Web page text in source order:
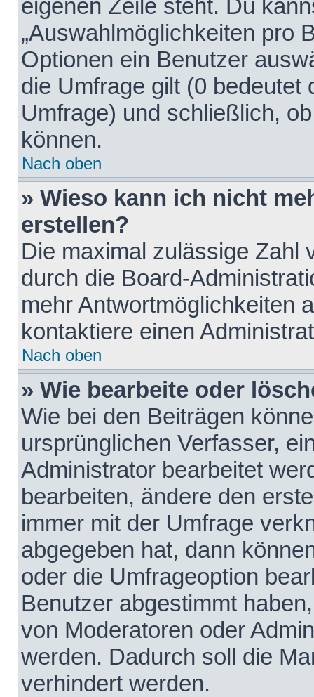
eigenen Zeile steht. Du
„Auswahlmöglichkeiten pro
Optionen ein Benutzer
die Umfrage gilt (0 bedeutet
Umfrage) und schließlich,
können.
Nach oben
» Wieso kann ich nicht
erstellen?
Die maximal zulässige Zahl
durch die Board-
mehr Antwortmöglichkeiten
kontaktiere einen
Nach oben
» Wie bearbeite oder
Wie bei den Beiträgen
ursprünglichen Verfasser,
Administrator bearbeitet
bearbeiten, ändere den
immer mit der Umfrage
abgegeben hat, dann
oder die Umfrageoption
Benutzer abgestimmt
von Moderatoren oder
werden. Dadurch soll die
verhindert werden.